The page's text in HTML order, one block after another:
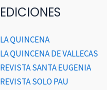
EDICIONES
LA QUINCENA
LA QUINCENA DE VALLECAS
REVISTA SANTA EUGENIA
REVISTA SOLO PAU